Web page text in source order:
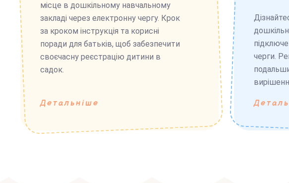
місце в дошкільному навчальному
закладі через електронну чергу. Крок
за кроком інструкція та корисні
поради для батьків, щоб забезпечити
своєчасну реєстрацію дитини в
садок.
Детальніше
черги.